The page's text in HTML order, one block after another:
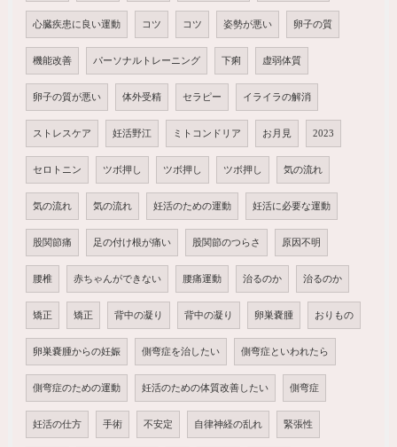
心臓疾患に良い運動 コツ コツ 姿勢が悪い 卵子の質
機能改善 パーソナルトレーニング 下痢 虚弱体質
卵子の質が悪い 体外受精 セラピー イライラの解消
ストレスケア 妊活野江 ミトコンドリア お月見 2023
セロトニン ツボ押し ツボ押し ツボ押し 気の流れ
気の流れ 気の流れ 妊活のための運動 妊活に必要な運動
股関節痛 足の付け根が痛い 股関節のつらさ 原因不明
腰椎 赤ちゃんができない 腰痛運動 治るのか 治るのか
矯正 矯正 背中の凝り 背中の凝り 卵巣嚢腫 おりもの
卵巣嚢腫からの妊娠 側弯症を治したい 側弯症といわれたら
側弯症のための運動 妊活のための体質改善したい 側弯症
妊活の仕方 手術 不安定 自律神経の乱れ 緊張性